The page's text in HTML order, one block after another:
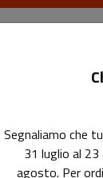
Segnaliamo che
31 luglio al
agosto. Per